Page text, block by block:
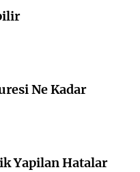
Ne Kadar
Yapilan Hatalar